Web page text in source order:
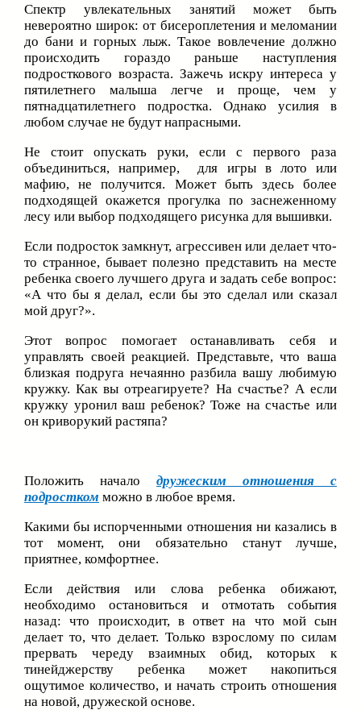
Спектр увлекательных занятий может быть
невероятно широк: от бисероплетения и меломании
до бани и горных лыж. Такое вовлечение должно
происходить гораздо раньше наступления
подросткового возраста. Зажечь искру интереса у
пятилетнего малыша легче и проще, чем у
пятнадцатилетнего подростка. Однако усилия в
любом случае не будут напрасными.
Не стоит опускать руки, если с первого раза
объединиться, например, для игры в лото или
мафию, не получится. Может быть здесь более
подходящей окажется прогулка по заснеженному
лесу или выбор подходящего рисунка для вышивки.
Если подросток замкнут, агрессивен или делает что-
то странное, бывает полезно представить на месте
ребенка своего лучшего друга и задать себе вопрос:
«А что бы я делал, если бы это сделал или сказал
мой друг?».
Этот вопрос помогает останавливать себя и
управлять своей реакцией. Представьте, что ваша
близкая подруга нечаянно разбила вашу любимую
кружку. Как вы отреагируете? На счастье? А если
кружку уронил ваш ребенок? Тоже на счастье или
он криворукий растяпа?
Положить начало дружеским отношения с
подростком можно в любое время.
Какими бы испорченными отношения ни казались в
тот момент, они обязательно станут лучше,
приятнее, комфортнее.
Если действия или слова ребенка обижают,
необходимо остановиться и отмотать события
назад: что происходит, в ответ на что мой сын
делает то, что делает. Только взрослому по силам
прервать череду взаимных обид, которых к
тинейджерству ребенка может накопиться
ощутимое количество, и начать строить отношения
на новой, дружеской основе.